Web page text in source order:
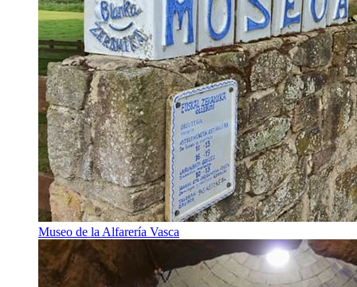
Museo de la Alfarería Vasca